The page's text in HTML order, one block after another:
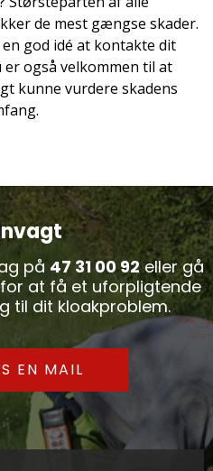
de mest gængse skader.
god idé at kontakte dit
også velkommen til at
kunne vurdere skadens
på 47 31 00 92 eller gå
for at få et uforpligtende
til dit kloakproblem.
EN MAIL